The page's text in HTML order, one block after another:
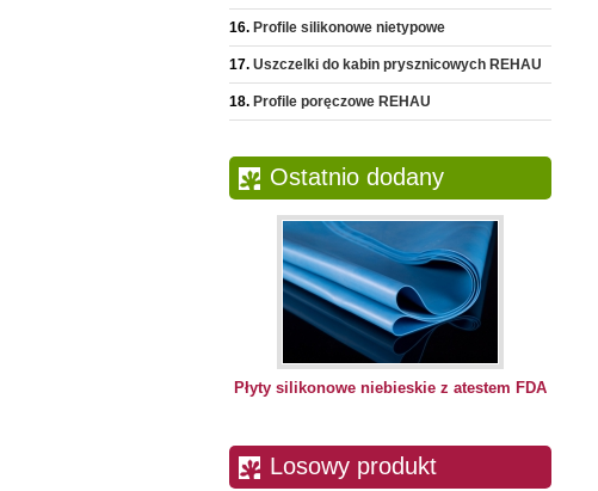
Profile silikonowe nietypowe
Uszczelki do kabin prysznicowych REHAU
Profile poręczowe REHAU
Ostatnio dodany
Płyty silikonowe niebieskie z atestem FDA
Losowy produkt